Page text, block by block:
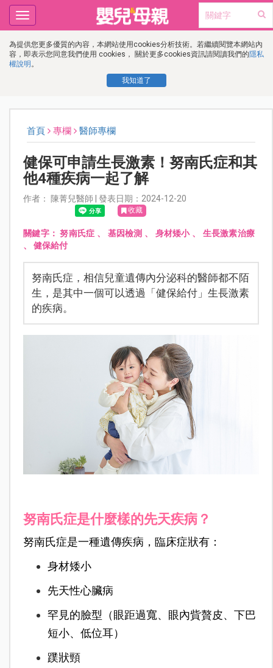
為提供您更多優質的內容，本網站使用cookies分析技術。若繼續閱覽本網站內
容，即表示您同意我們使用 cookies， 關於更多cookies資訊請閱讀我們的隱私
權說明 。
我知道了
Toggle
navigation
首頁 專欄 醫師專欄
健保可申請生長激素！努南氏症和其
他4種疾病一起了解
作者： 陳菁兒醫師 | 發表日期：2024-12-20
收藏
關鍵字：努南氏症 、 基因檢測 、 身材矮小、 生長激素治療
、 健保給付
努南氏症，相信兒童遺傳內分泌科的醫師都不陌
生，是其中一個可以透過「健保給付」生長激素
的疾病。
努南氏症是什麼樣的先天疾病？
努南氏症是一種遺傳疾病，臨床症狀有：
身材矮小
先天性心臟病
罕見的臉型（眼距過寬、眼內貲贅皮、下巴
短小、低位耳）
蹼狀頸